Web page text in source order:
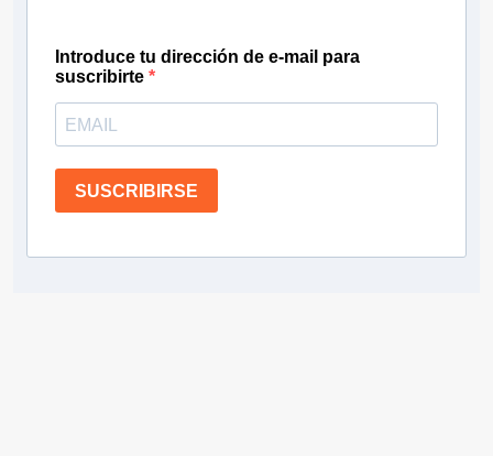
Introduce tu dirección de e-mail para
suscribirte
SUSCRIBIRSE